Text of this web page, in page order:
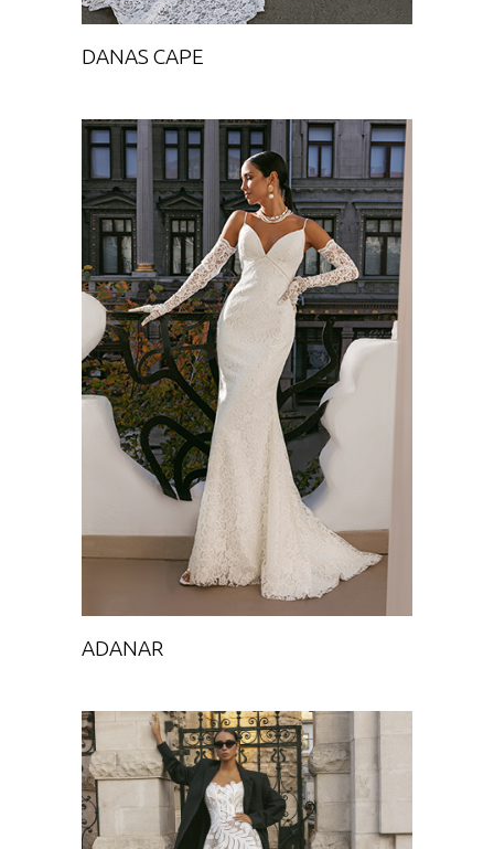
DANAS CAPE
ADANAR
Chance
ADANAR